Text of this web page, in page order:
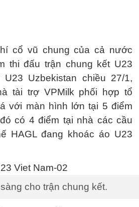
cổ vũ chung của cả nước
thi đấu trận chung kết U23
Uzbekistan chiều 27/1,
tài trợ VPMilk phối hợp tổ
với màn hình lớn tại 5 điểm
có 4 điểm tại nhà các cầu
HAGL đang khoác áo U23
cho trận chung kết.